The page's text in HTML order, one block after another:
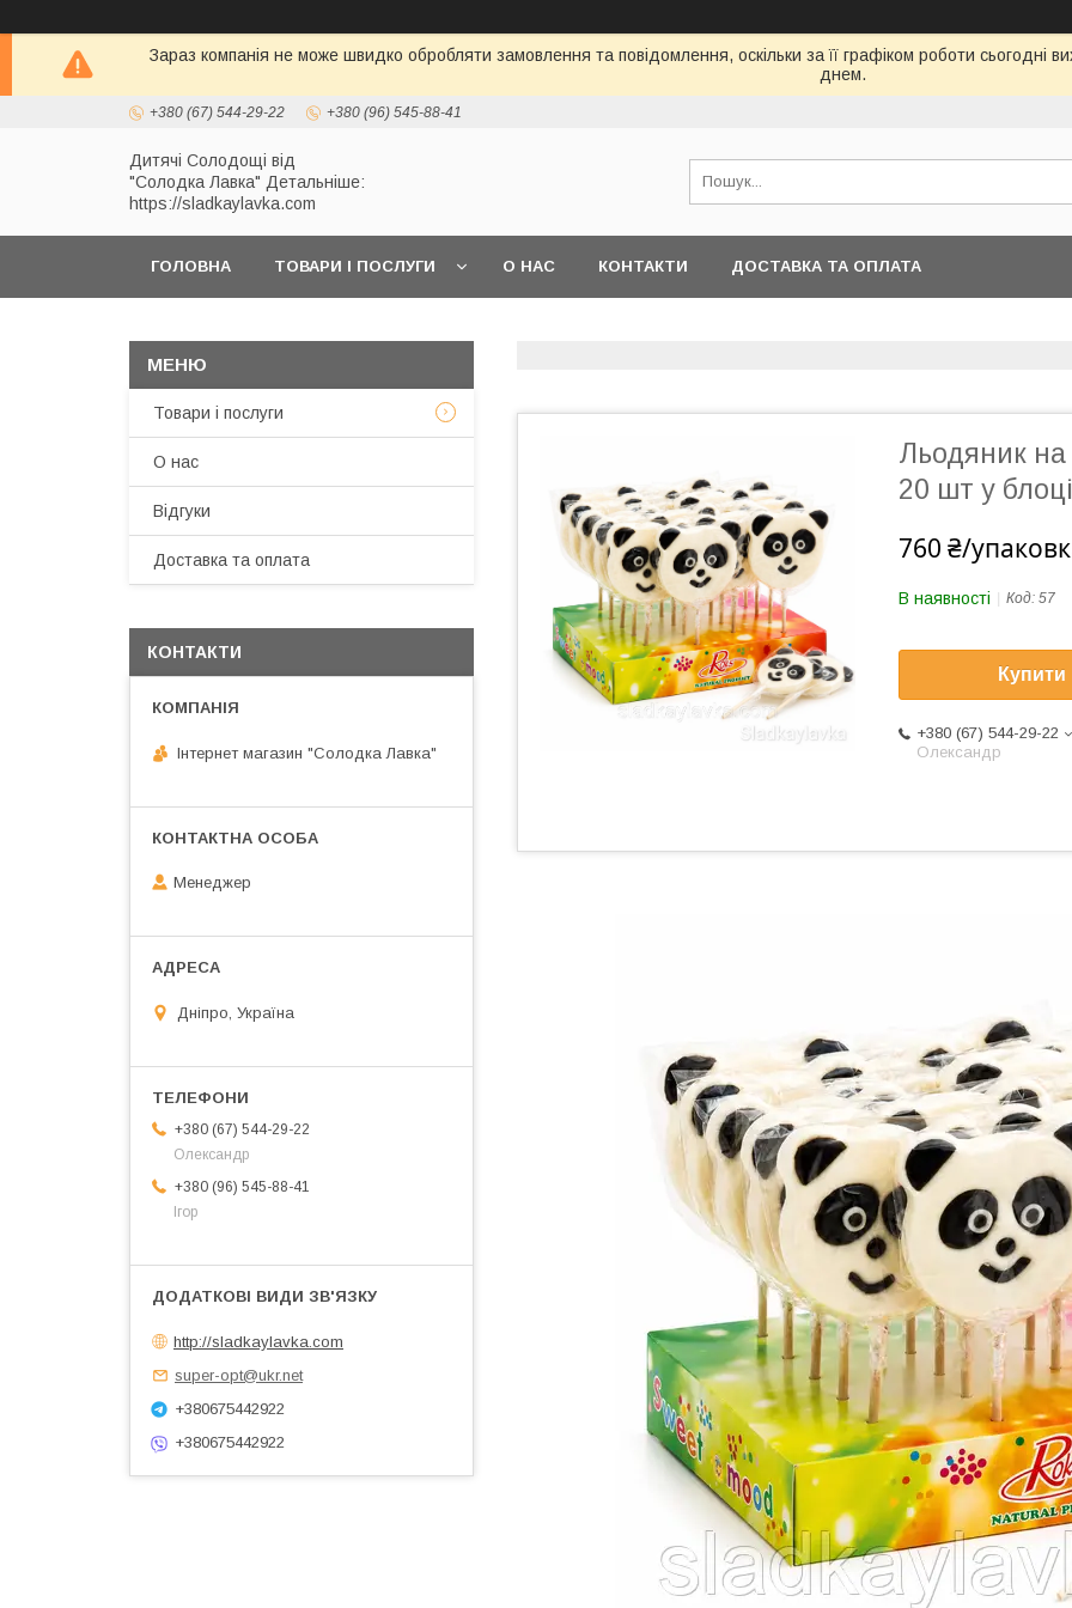
Зараз компанія не може швидко обробляти замовлення та повідомлення, оскільки за її графіком роботи
днем.
+380 (67) 544-29-22 +380 (96) 545-88-41
Дитячі Солодощі від
"Солодка Лавка" Детальніше:
https://sladkaylavka.com
ГОЛОВНА ТОВАРИ І ПОСЛУГИ О НАС КОНТАКТИ ДОСТАВКА ТА ОПЛАТА
Льодяник на
20 шт у
760 ₴/
В наявності Код: 57
Купити
+380 (67) 544-29-22
Олександр
Товари і послуги
О нас
Відгуки
Доставка та оплата
КОНТАКТИ
Інтернет магазин "Солодка Лавка"
Менеджер
Дніпро, Україна
+380 (67) 544-29-22
Олександр
+380 (96) 545-88-41
Ігор
http://sladkaylavka.com
super-opt@ukr.net
+380675442922
+380675442922